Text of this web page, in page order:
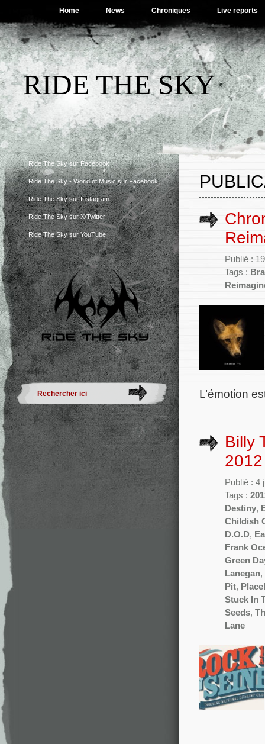
Home News Chroniques Live reports
RIDE THE SKY
Ride The Sky sur Facebook
Ride The Sky - World of Music sur Facebook
Ride The Sky sur Instagram
Ride The Sky sur X/Twitter
Ride The Sky sur YouTube
Publié :
Tags :
L’émotion
Billy
Publié : 4
Tags :
Destiny,
Childish
D.O.D,
Frank
Green
Lanegan,
Pit,
Stuck In
Seeds,
Lane